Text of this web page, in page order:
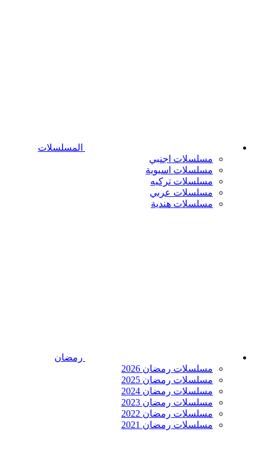
المسلسلات
مسلسلات اجنبي
مسلسلات اسيوية
مسلسلات تركيه
مسلسلات عربي
مسلسلات هندية
رمضان
مسلسلات رمضان 2026
مسلسلات رمضان 2025
مسلسلات رمضان 2024
مسلسلات رمضان 2023
مسلسلات رمضان 2022
مسلسلات رمضان 2021